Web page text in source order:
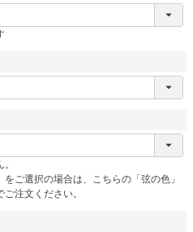
ご選択の場合は、こちらの「弦の色」
注文ください。